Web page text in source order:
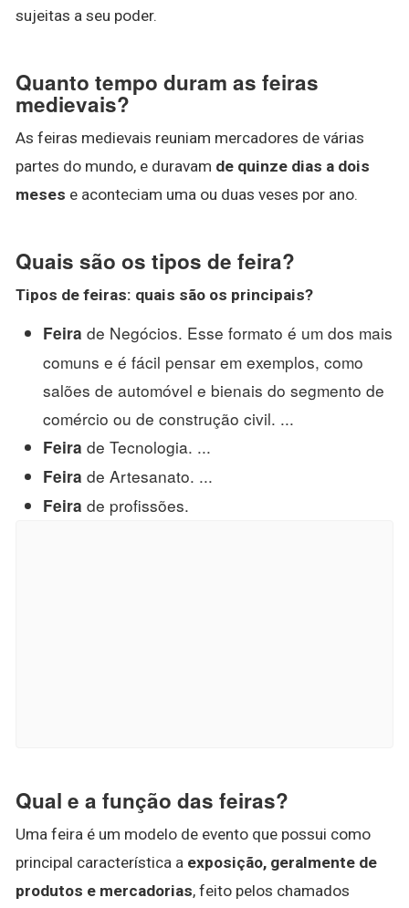
sujeitas a seu poder.
Quanto tempo duram as feiras
medievais?
As feiras medievais reuniam mercadores de várias
partes do mundo, e duravam de quinze dias a dois
meses e aconteciam uma ou duas veses por ano.
Quais são os tipos de feira?
Tipos de feiras: quais são os principais?
Feira de Negócios. Esse formato é um dos mais
comuns e é fácil pensar em exemplos, como
salões de automóvel e bienais do segmento de
comércio ou de construção civil. ...
Feira de Tecnologia. ...
Feira de Artesanato. ...
Feira de profissões.
Qual e a função das feiras?
Uma feira é um modelo de evento que possui como
principal característica a exposição, geralmente de
produtos e mercadorias, feito pelos chamados